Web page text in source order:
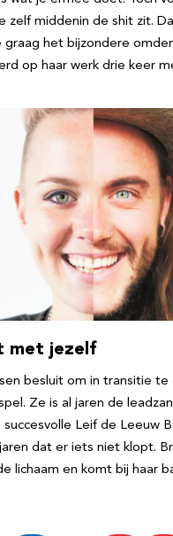
zelf middenin de shit zit.
het bijzondere
op haar werk drie keer
met jezelf
besluit om in transitie te
Ze is al jaren de
Leif de Leeuw
dat er iets niet klopt.
lichaam en komt bij haar